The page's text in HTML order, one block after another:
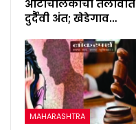
ऑटोचालकाचा तलावात
दुर्दैवी अंत; खेडेगाव…
MAHARASHTRA